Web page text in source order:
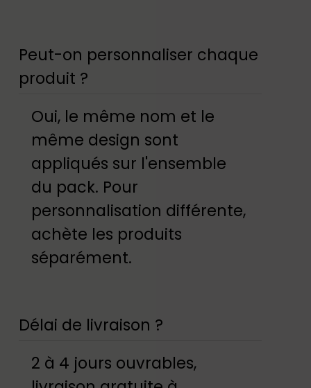
Peut-on personnaliser chaque
produit ?
Oui, le même nom et le
même design sont
appliqués sur l'ensemble
du pack. Pour
personnalisation différente,
achète les produits
séparément.
Délai de livraison ?
2 à 4 jours ouvrables,